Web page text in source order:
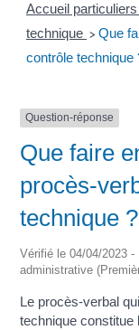
Accueil particuliers
technique > Que
contrôle technique
Question-réponse
Que faire
procès-
technique ?
Vérifié le 04/04/2023
administrative
Le procès-verbal
technique constitue